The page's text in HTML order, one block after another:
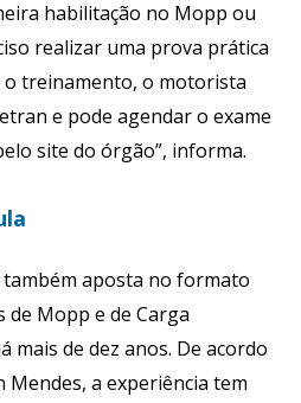
habilitação no Mopp ou
realizar uma prova prática
o treinamento, o motorista
e pode agendar o exame
site do órgão”, informa.
também aposta no formato
Mopp e de Carga
mais de dez anos. De acordo
a experiência tem